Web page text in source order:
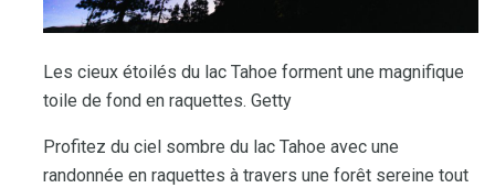
Les cieux étoilés du lac Tahoe forment une magnifique
toile de fond en raquettes. Getty
Profitez du ciel sombre du lac Tahoe avec une
randonnée en raquettes à travers une forêt sereine tout